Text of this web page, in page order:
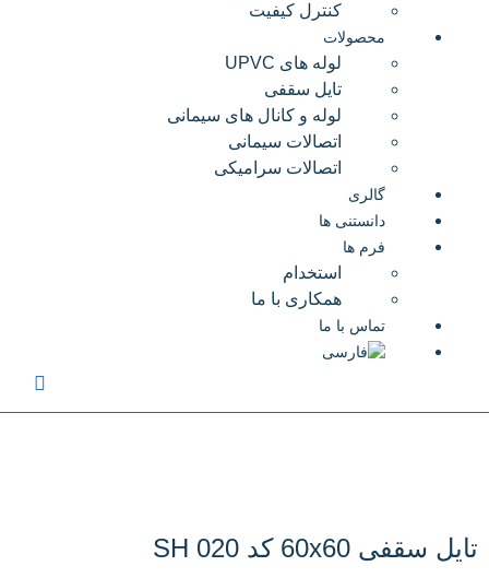
کنترل کیفیت
محصولات
لوله های UPVC
تایل سقفی
لوله و کانال های سیمانی
اتصالات سیمانی
اتصالات سرامیکی
گالری
دانستنی ها
فرم ها
استخدام
همکاری با ما
تماس با ما
تایل سقفی 60x60 کد SH 020